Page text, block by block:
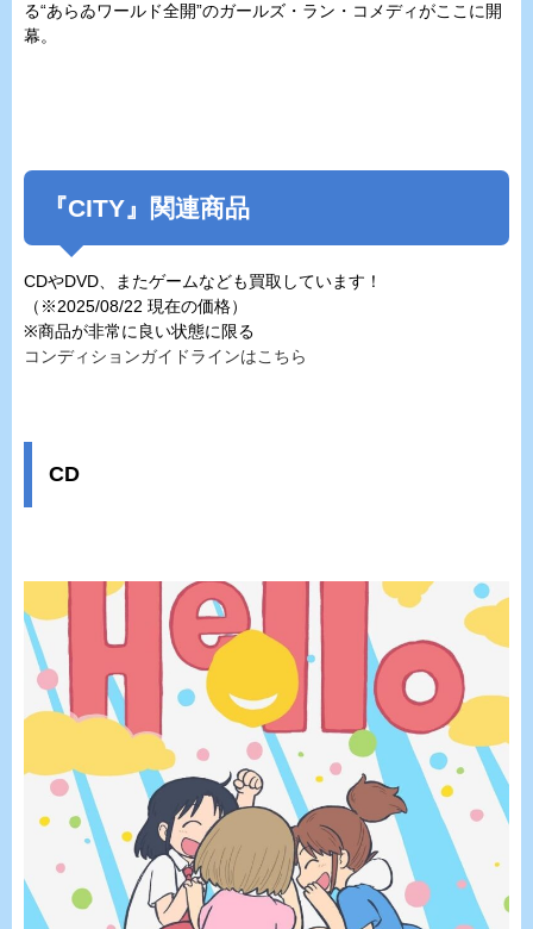
る“あらゐワールド全開”のガールズ・ラン・コメディがここに開
幕。
『CITY』関連商品
CDやDVD、またゲームなども買取しています！
（※2025/08/22 現在の価格）
※商品が非常に良い状態に限る
コンディションガイドラインはこちら
CD